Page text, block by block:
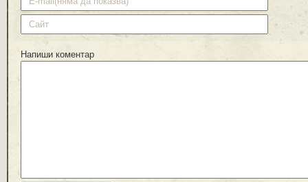
Напиши коментар